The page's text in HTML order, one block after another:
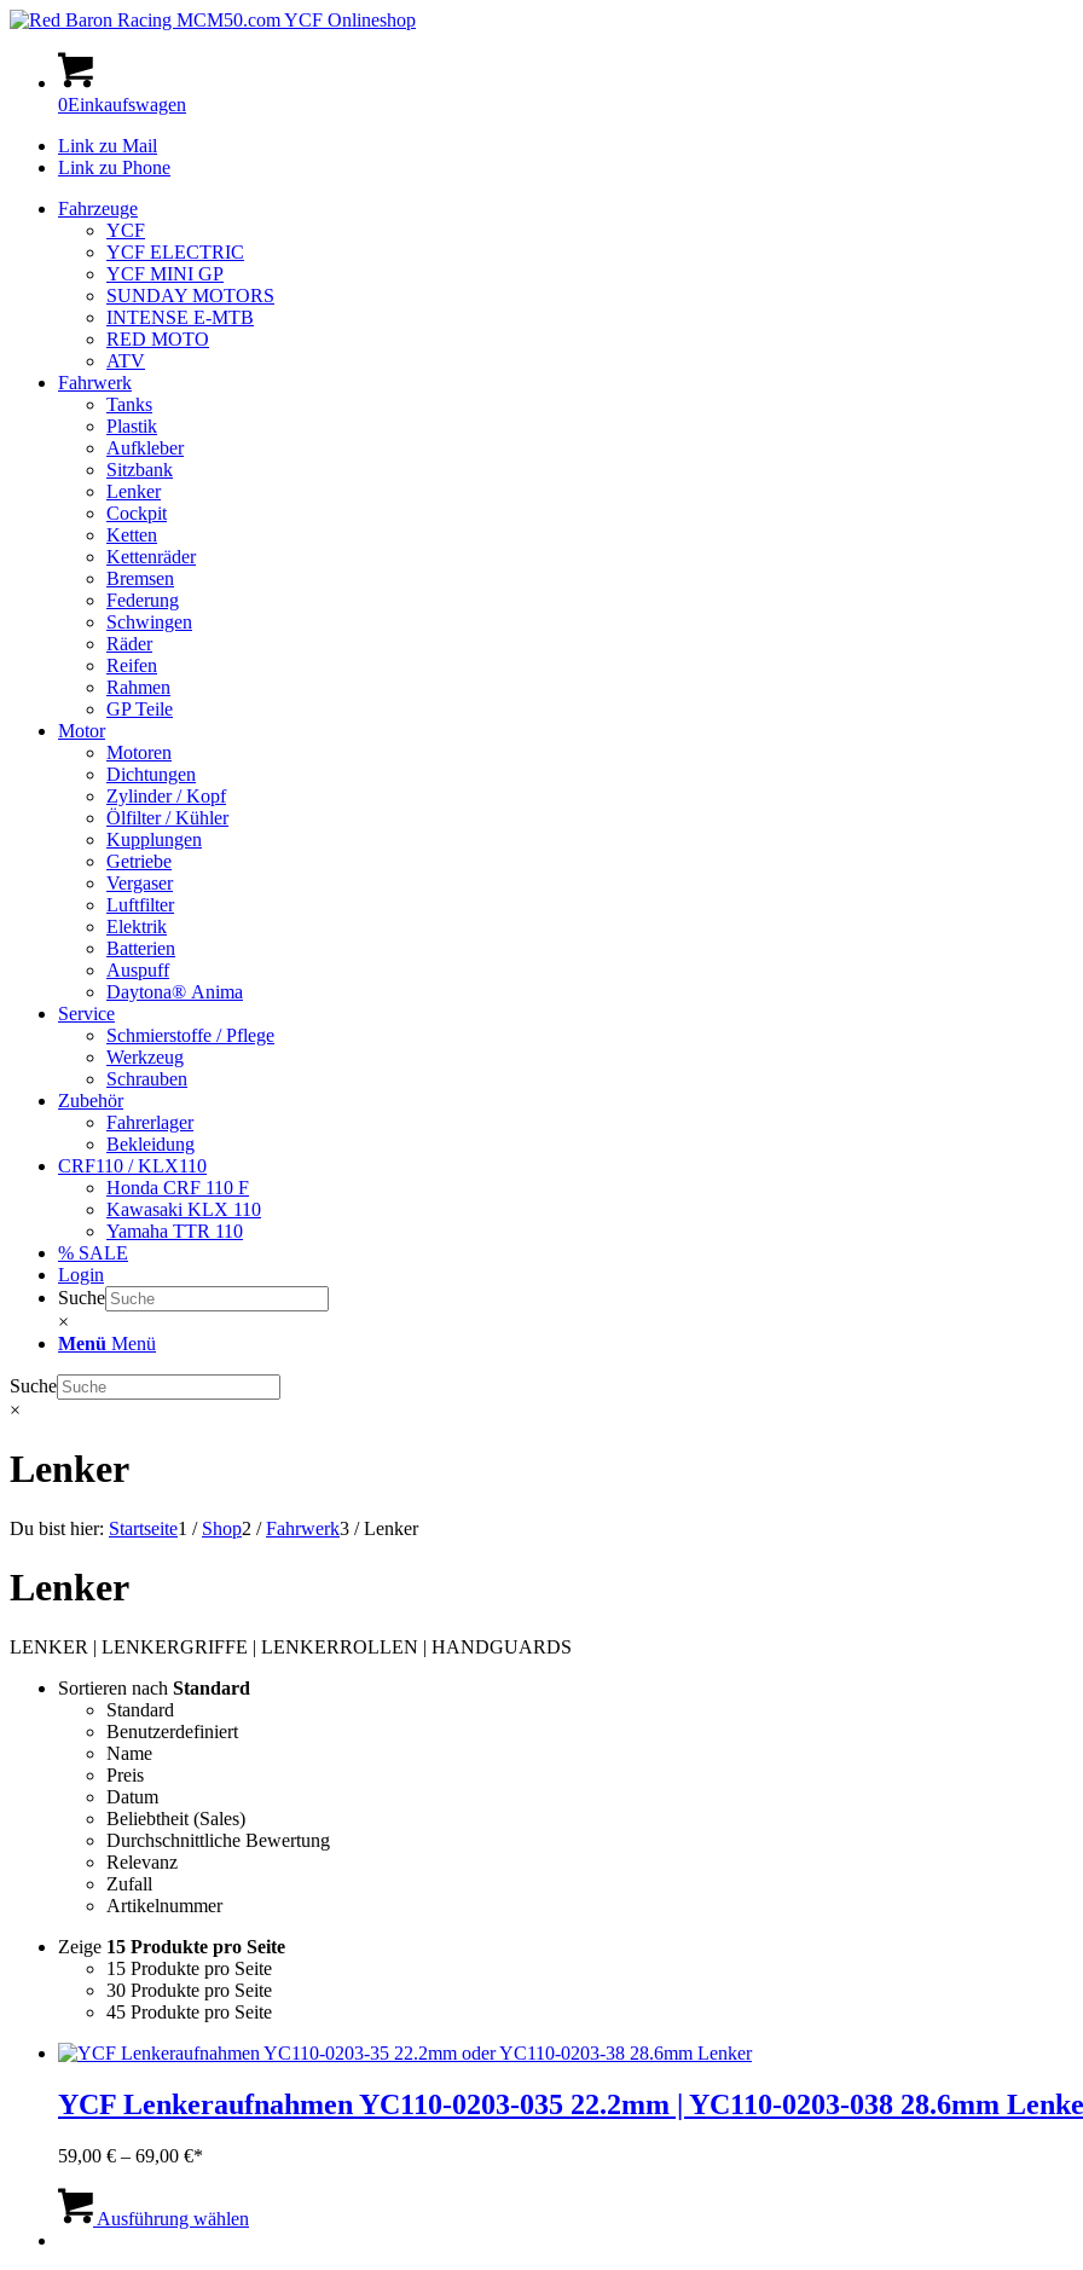
0Einkaufswagen
Link zu Mail
Link zu Phone
Fahrzeuge
YCF
YCF ELECTRIC
YCF MINI GP
SUNDAY MOTORS
INTENSE E-MTB
RED MOTO
ATV
Fahrwerk
Tanks
Plastik
Aufkleber
Sitzbank
Lenker
Cockpit
Ketten
Kettenräder
Bremsen
Federung
Schwingen
Räder
Reifen
Rahmen
GP Teile
Motor
Motoren
Dichtungen
Zylinder / Kopf
Ölfilter / Kühler
Kupplungen
Getriebe
Vergaser
Luftfilter
Elektrik
Batterien
Auspuff
Daytona® Anima
Service
Schmierstoffe / Pflege
Werkzeug
Schrauben
Zubehör
Fahrerlager
Bekleidung
CRF110 / KLX110
Honda CRF 110 F
Kawasaki KLX 110
Yamaha TTR 110
% SALE
Login
Suche
×
Menü Menü
Suche
×
Lenker
Du bist hier: Startseite1 / Shop2 / Fahrwerk3 / Lenker
Lenker
LENKER | LENKERGRIFFE | LENKERROLLEN | HANDGUARDS
Sortieren nach Standard
Standard
Benutzerdefiniert
Name
Preis
Datum
Beliebtheit (Sales)
Durchschnittliche Bewertung
Relevanz
Zufall
Artikelnummer
Zeige 15 Produkte pro Seite
15 Produkte pro Seite
30 Produkte pro Seite
45 Produkte pro Seite
YCF Lenkeraufnahmen YC110-0203-035 22.2mm | YC110-0203-038 28.6mm
59,00 € – 69,00 €Preisspanne:
69,00 €
Ausführung wählen